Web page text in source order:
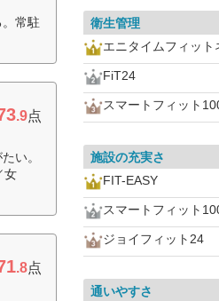
常駐
.9点
い。
女
.8点
衛生管理
エニタイムフィット
FiT24
スマートフィット
施設の充実さ
FIT-EASY
スマートフィット
ジョイフィット24
通いやすさ